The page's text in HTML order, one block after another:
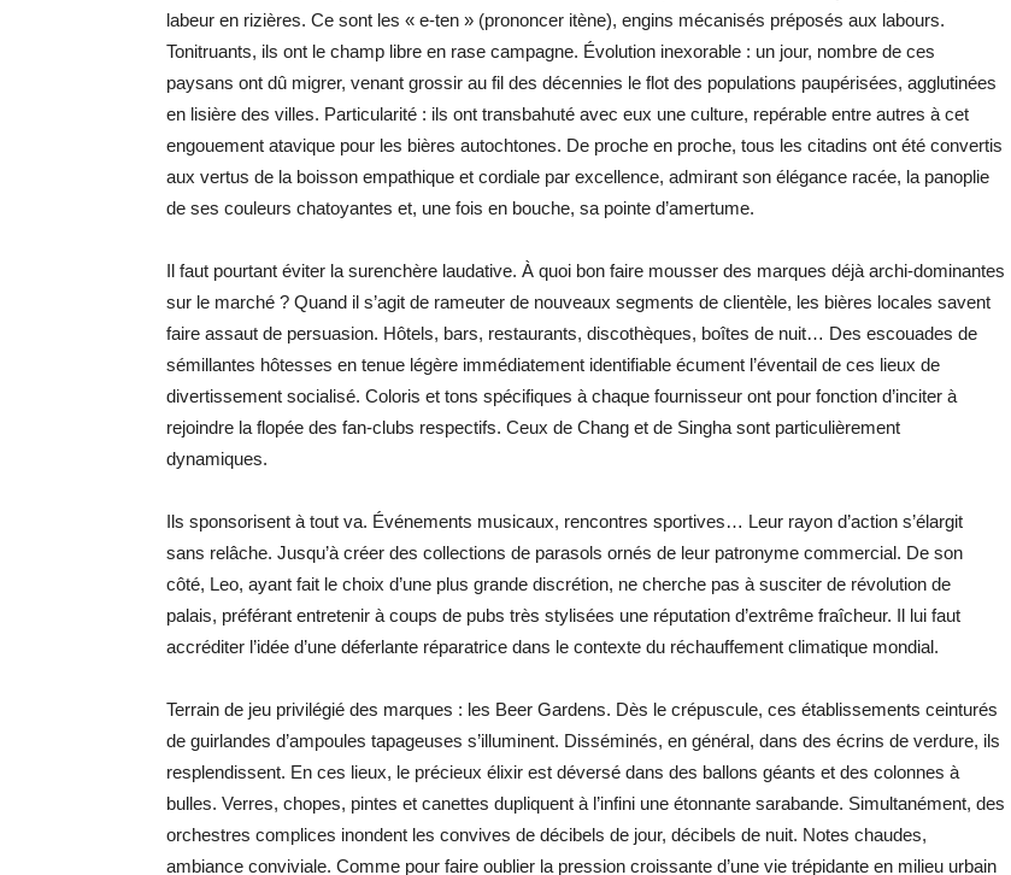
labeur en rizières. Ce sont les « e-ten » (prononcer itène), engins mécanisés préposés aux labours.
Tonitruants, ils ont le champ libre en rase campagne. Évolution inexorable : un jour, nombre de ces
paysans ont dû migrer, venant grossir au fil des décennies le flot des populations paupérisées, agglutinées
en lisière des villes. Particularité : ils ont transbahuté avec eux une culture, repérable entre autres à cet
engouement atavique pour les bières autochtones. De proche en proche, tous les citadins ont été convertis
aux vertus de la boisson empathique et cordiale par excellence, admirant son élégance racée, la panoplie
de ses couleurs chatoyantes et, une fois en bouche, sa pointe d’amertume.
Il faut pourtant éviter la surenchère laudative. À quoi bon faire mousser des marques déjà archi-dominantes
sur le marché ? Quand il s’agit de rameuter de nouveaux segments de clientèle, les bières locales savent
faire assaut de persuasion. Hôtels, bars, restaurants, discothèques, boîtes de nuit… Des escouades de
sémillantes hôtesses en tenue légère immédiatement identifiable écument l’éventail de ces lieux de
divertissement socialisé. Coloris et tons spécifiques à chaque fournisseur ont pour fonction d’inciter à
rejoindre la flopée des fan-clubs respectifs. Ceux de Chang et de Singha sont particulièrement
dynamiques.
Ils sponsorisent à tout va. Événements musicaux, rencontres sportives… Leur rayon d’action s’élargit
sans relâche. Jusqu’à créer des collections de parasols ornés de leur patronyme commercial. De son
côté, Leo, ayant fait le choix d’une plus grande discrétion, ne cherche pas à susciter de révolution de
palais, préférant entretenir à coups de pubs très stylisées une réputation d’extrême fraîcheur. Il lui faut
accréditer l’idée d’une déferlante réparatrice dans le contexte du réchauffement climatique mondial.
Terrain de jeu privilégié des marques : les Beer Gardens. Dès le crépuscule, ces établissements ceinturés
de guirlandes d’ampoules tapageuses s’illuminent. Disséminés, en général, dans des écrins de verdure, ils
resplendissent. En ces lieux, le précieux élixir est déversé dans des ballons géants et des colonnes à
bulles. Verres, chopes, pintes et canettes dupliquent à l’infini une étonnante sarabande. Simultanément, des
orchestres complices inondent les convives de décibels de jour, décibels de nuit. Notes chaudes,
ambiance conviviale. Comme pour faire oublier la pression croissante d’une vie trépidante en milieu urbain